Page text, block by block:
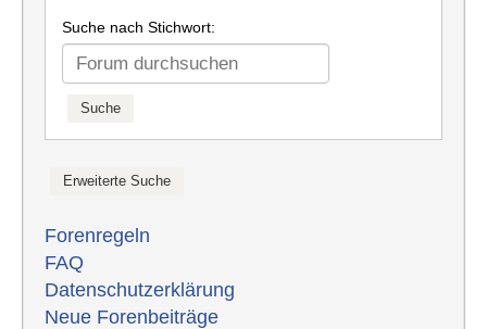
Suche nach Stichwort:
Forenregeln
FAQ
Datenschutzerklärung
Neue Forenbeiträge